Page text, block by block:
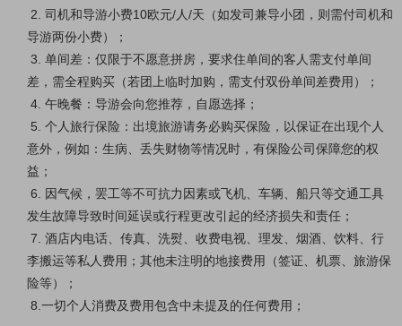
2. 司机和导游小费10欧元/人/天（如发司兼导小团，则需付司机和
导游两份小费）；
3. 单间差：仅限于不愿意拼房，要求住单间的客人需支付单间
差，需全程购买（若团上临时加购，需支付双份单间差费用）；
4. 午晚餐：导游会向您推荐，自愿选择；
5. 个人旅行保险：出境旅游请务必购买保险，以保证在出现个人
意外，例如：生病、丢失财物等情况时，有保险公司保障您的权
益；
6. 因气候，罢工等不可抗力因素或飞机、车辆、船只等交通工具
发生故障导致时间延误或行程更改引起的经济损失和责任；
7. 酒店内电话、传真、洗熨、收费电视、理发、烟酒、饮料、行
李搬运等私人费用；其他未注明的地接费用（签证、机票、旅游保
险等）；
8.一切个人消费及费用包含中未提及的任何费用；